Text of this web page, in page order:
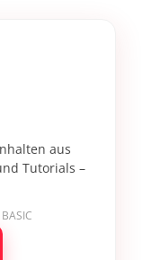
aus
Tutorials –